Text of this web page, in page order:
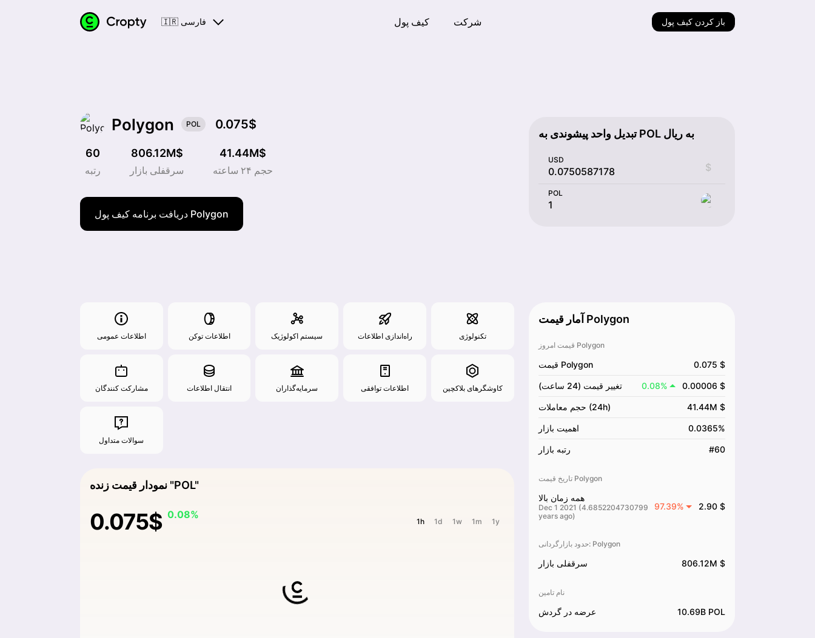
🇮🇷 فارسی کیف پول شرکت باز کردن کیف پول
Polygon POL 0.075$
60
رتبه
806.12M$
سرقفلی بازار
41.44M$
حجم ۲۴ ساعته
دریافت برنامه کیف پول Polygon
اطلاعات عمومی اطلاعات توکن سیستم اکولوژیک راه‌اندازی اطلاعات تکنولوژی
مشارکت کنندگان انتقال اطلاعات سرمایه‌گذاران اطلاعات توافقی کاوشگرهای بلاکچین
سوالات متداول
نمودار قیمت زنده "POL"
0.075$ 0.08%
1h 1d 1w 1m 1y
تبدیل واحد پیشوندی به POL به ریال
USD
$
POL
آمار قیمت Polygon
قیمت امروز Polygon
قیمت Polygon 0.075 $
تغییر قیمت (24 ساعت) 0.08% 0.00006 $
حجم معاملات (24h) 41.44M $
اهمیت بازار 0.0365%
رتبه بازار #60
تاریخ قیمت Polygon
همه زمان بالا
Dec 1 2021 (4.6852204730799
years ago)
97.39% 2.90 $
حدود بازارگردانی‌: Polygon
سرقفلی بازار 806.12M $
نام تامین
عرضه در گردش 10.69B POL